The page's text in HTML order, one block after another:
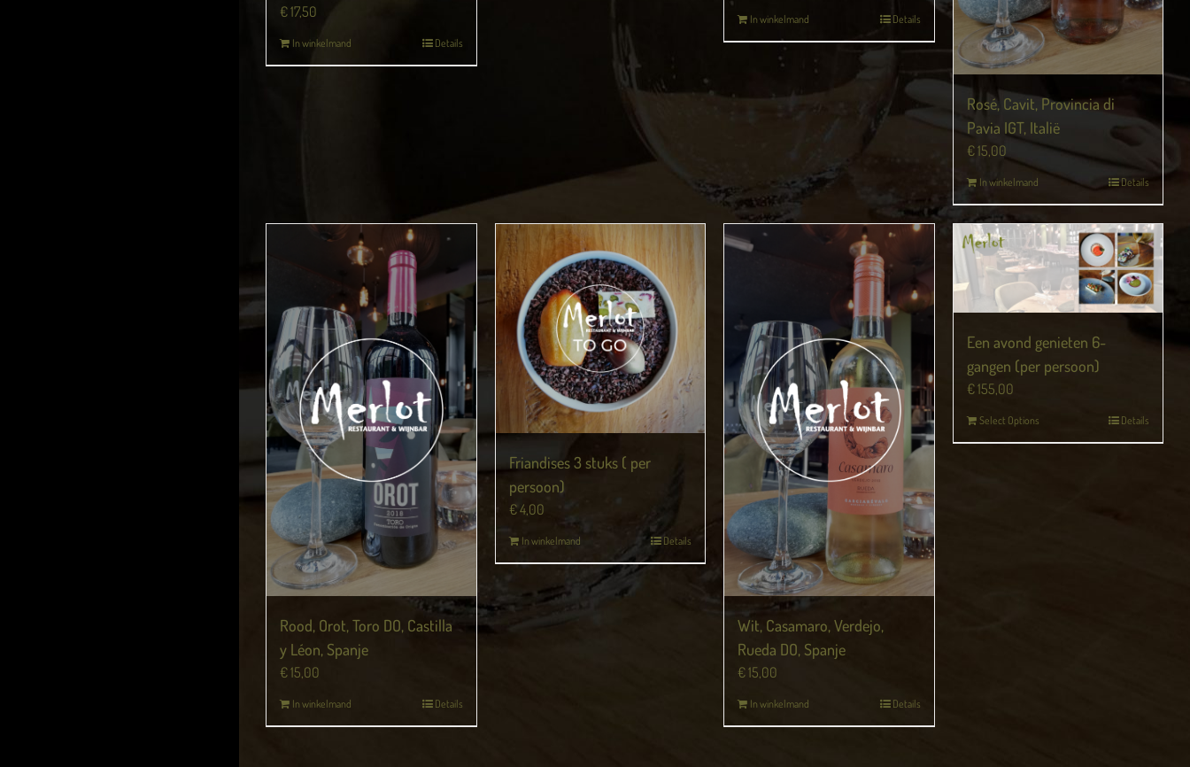
€17,50
In winkelmand Details
In winkelmand Details
Rosé, Cavit, Provincia di
Pavia IGT, Italië
€15,00
In winkelmand Details
Rood, Orot, Toro DO, Castilla
y Léon, Spanje
€15,00
In winkelmand Details
Friandises 3 stuks ( per
persoon)
€4,00
In winkelmand Details
Wit, Casamaro, Verdejo,
Rueda DO, Spanje
€15,00
In winkelmand Details
Een avond genieten 6-
gangen (per persoon)
€155,00
Select Options Details